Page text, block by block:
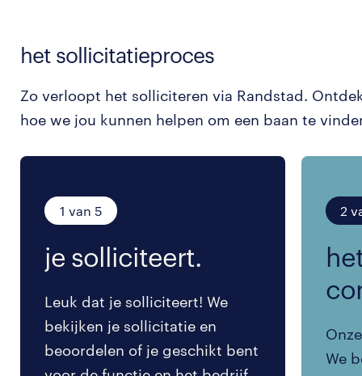
het sollicitatieproces
Zo verloopt het solliciteren via Randstad.
hoe we jou kunnen helpen om een baan te
1 van 5
je solliciteert.
Leuk dat je solliciteert! We
bekijken je sollicitatie en
beoordelen of je geschikt bent
2
We